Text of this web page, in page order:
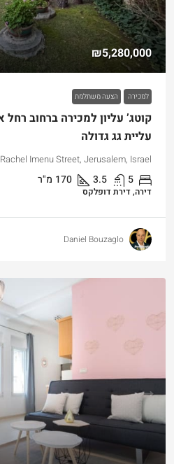
₪5,280,000
למכירה הצעה משתלמת
עליית גג גדולה
Rachel Imenu Street, Jerusalem, Israel
5
3.5
170 מ"ר
דירה, דירת דופלקס
Daniel Bouzaglo